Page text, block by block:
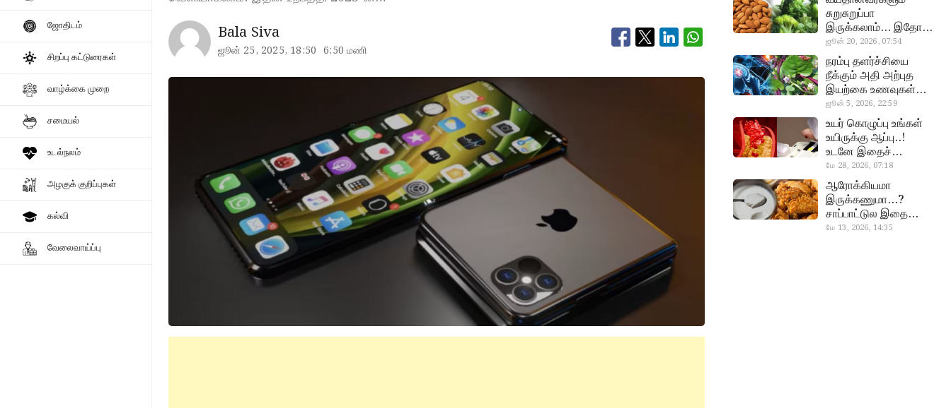
ஜோதிடம்
சிறப்பு கட்டுரைகள்
வாழ்க்கை முறை
சமையல்
உடல்நலம்
அழகுக் குறிப்புகள்
கல்வி
வேலைவாய்ப்பு
Bala Siva
ஜூன் 25, 2025, 18:50 6:50 மணி
சுறுசுறுப்பா
இருக்கலாம்… இதோ
சூப்பர் உணவுகள்!
ஜூன் 20, 2026, 07:54
chi,
pasalaikeerai
நரம்பு தளர்ச்சியை
நீக்கும் அதி அற்புத
இயற்கை உணவுகள்…
தவற விட்டுறாதீங்க!
ஜூன் 5, 2026, 22:59
உயர் கொழுப்பு உங்கள்
உயிருக்கு ஆப்பு..!
உடனே இதைச்
செய்யுங்க!
மே 28, 2026, 07:18
ஆரோக்கியமா
இருக்கணுமா…?
சாப்பாட்டுல இதை
எல்லாம்
மே 13, 2026, 14:35